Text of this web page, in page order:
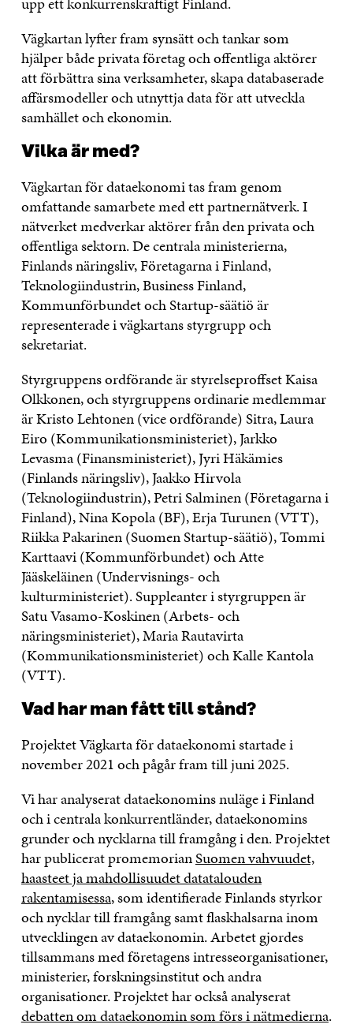
Vägkartan lyfter fram synsätt och tankar som
hjälper både privata företag och offentliga aktörer
att förbättra sina verksamheter, skapa databaserade
affärsmodeller och utnyttja data för att utveckla
samhället och ekonomin.
Vilka är med?
Vägkartan för dataekonomi tas fram genom
omfattande samarbete med ett partnernätverk. I
nätverket medverkar aktörer från den privata och
offentliga sektorn. De centrala ministerierna,
Finlands näringsliv, Företagarna i Finland,
Teknologiindustrin, Business Finland,
Kommunförbundet och Startup-säätiö är
representerade i vägkartans styrgrupp och
sekretariat.
Styrgruppens ordförande är styrelseproffset Kaisa
Olkkonen, och styrgruppens ordinarie medlemmar
är Kristo Lehtonen (vice ordförande) Sitra, Laura
Eiro (Kommunikationsministeriet),Jarkko
Levasma (Finansministeriet),Jyri Häkämies
(Finlands näringsliv), Jaakko Hirvola
(Teknologiindustrin), Petri Salminen (Företagarna i
Finland), Nina Kopola (BF), Erja Turunen (VTT),
Riikka Pakarinen (Suomen Startup-säätiö), Tommi
Karttaavi (Kommunförbundet) och Atte
Jääskeläinen (Undervisnings- och
kulturministeriet). Suppleanter i styrgruppen är
Satu Vasamo-Koskinen (Arbets- och
näringsministeriet), Maria Rautavirta
(Kommunikationsministeriet) och Kalle Kantola
(VTT).
Vad har man fått till stånd?
Projektet Vägkarta för dataekonomi startade i
november 2021 och pågår fram till juni 2025.
Vi har analyserat dataekonomins nuläge i Finland
och i centrala konkurrentländer, dataekonomins
grunder och nycklarna till framgång i den. Projektet
har publicerat promemorianSuomen vahvuudet,
haasteet ja mahdollisuudet datatalouden
rakentamisessa, som identifierade Finlands styrkor
och nycklar till framgång samt flaskhalsarna inom
utvecklingen av dataekonomin. Arbetet gjordes
tillsammans med företagens intresseorganisationer,
ministerier, forskningsinstitut och andra
organisationer. Projektet har också analyserat
debatten om dataekonomin som förs i nätmedierna.